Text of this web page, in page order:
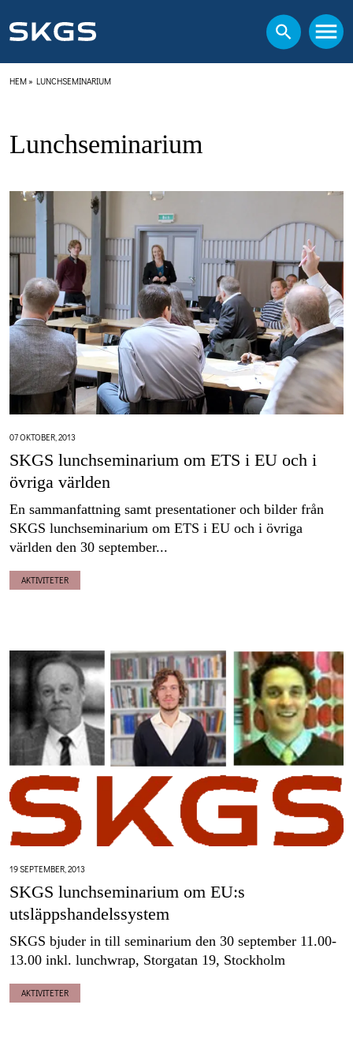
HEM» LUNCHSEMINARIUM
Lunchseminarium
07 OKTOBER, 2013
SKGS lunchseminarium om ETS i EU och i
övriga världen
En sammanfattning samt presentationer och bilder från
SKGS lunchseminarium om ETS i EU och i övriga
världen den 30 september...
AKTIVITETER
19 SEPTEMBER, 2013
SKGS lunchseminarium om EU:s
utsläppshandelssystem
SKGS bjuder in till seminarium den 30 september 11.00-
13.00 inkl. lunchwrap, Storgatan 19, Stockholm
AKTIVITETER